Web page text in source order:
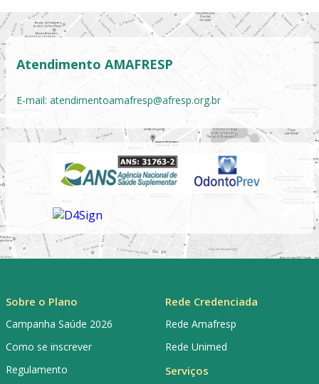
Atendimento AMAFRESP
E-mail: atendimentoamafresp@afresp.org.br
Sobre o Plano
Campanha Saúde 2026
Como se inscrever
Regulamento
Rede Credenciada
Rede Amafresp
Rede Unimed
Serviços